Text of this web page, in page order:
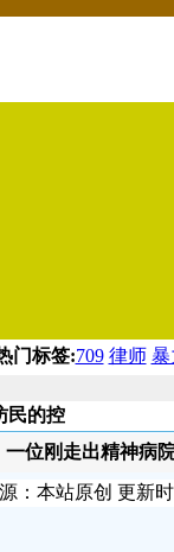
门标签:709 律师 暴
民的控
位刚走出精神病
：本站原创 更新时